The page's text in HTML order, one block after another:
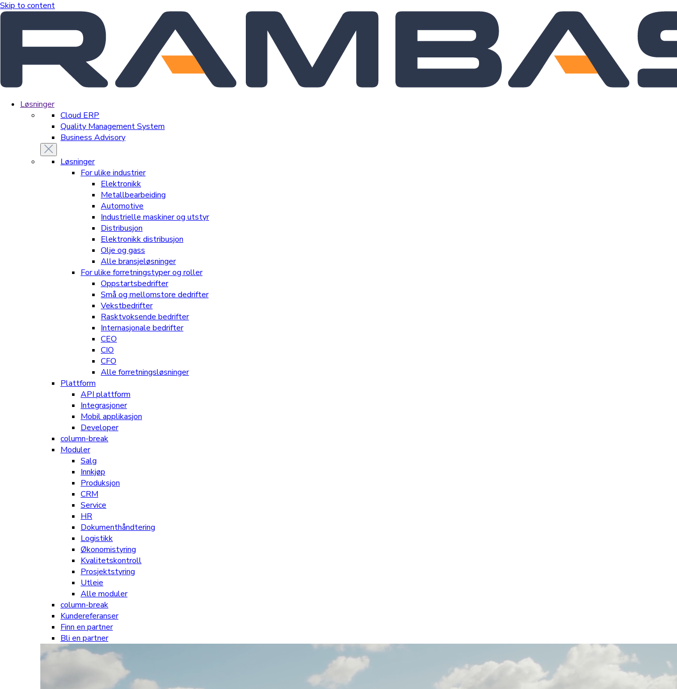
Skip to content
Løsninger
Cloud ERP
Quality Management System
Business Advisory
Løsninger
For ulike industrier
Elektronikk
Metallbearbeiding
Automotive
Industrielle maskiner og utstyr
Distribusjon
Elektronikk distribusjon
Olje og gass
Alle bransjeløsninger
For ulike forretningstyper og roller
Oppstartsbedrifter
Små og mellomstore dedrifter
Vekstbedrifter
Rasktvoksende bedrifter
Internasjonale bedrifter
CEO
CIO
CFO
Alle forretningsløsninger
Plattform
API plattform
Integrasjoner
Mobil applikasjon
Developer
column-break
Moduler
Salg
Innkjøp
Produksjon
CRM
Service
HR
Dokumenthåndtering
Logistikk
Økonomistyring
Kvalitetskontroll
Prosjektstyring
Utleie
Alle moduler
column-break
Kundereferanser
Finn en partner
Bli en partner